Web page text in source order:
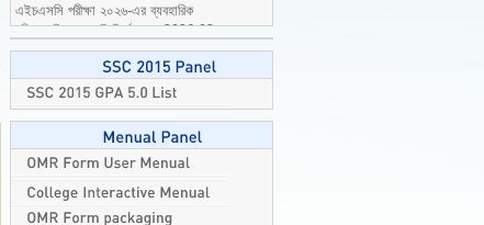
পরীক্ষার বিষয়ে জরুরি নির্দেশনা।2026-08-
04